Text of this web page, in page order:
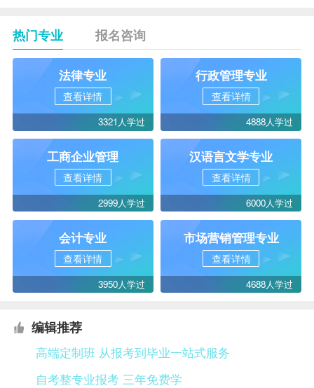
热门专业 报名咨询
法律专业
查看详情
3321人学过
行政管理专业
查看详情
4888人学过
工商企业管理
查看详情
2999人学过
汉语言文学专业
查看详情
6000人学过
会计专业
查看详情
3950人学过
市场营销管理专业
查看详情
4688人学过
编辑推荐
高端定制班 从报考到毕业一站式服务
自考整专业报考 三年免费学